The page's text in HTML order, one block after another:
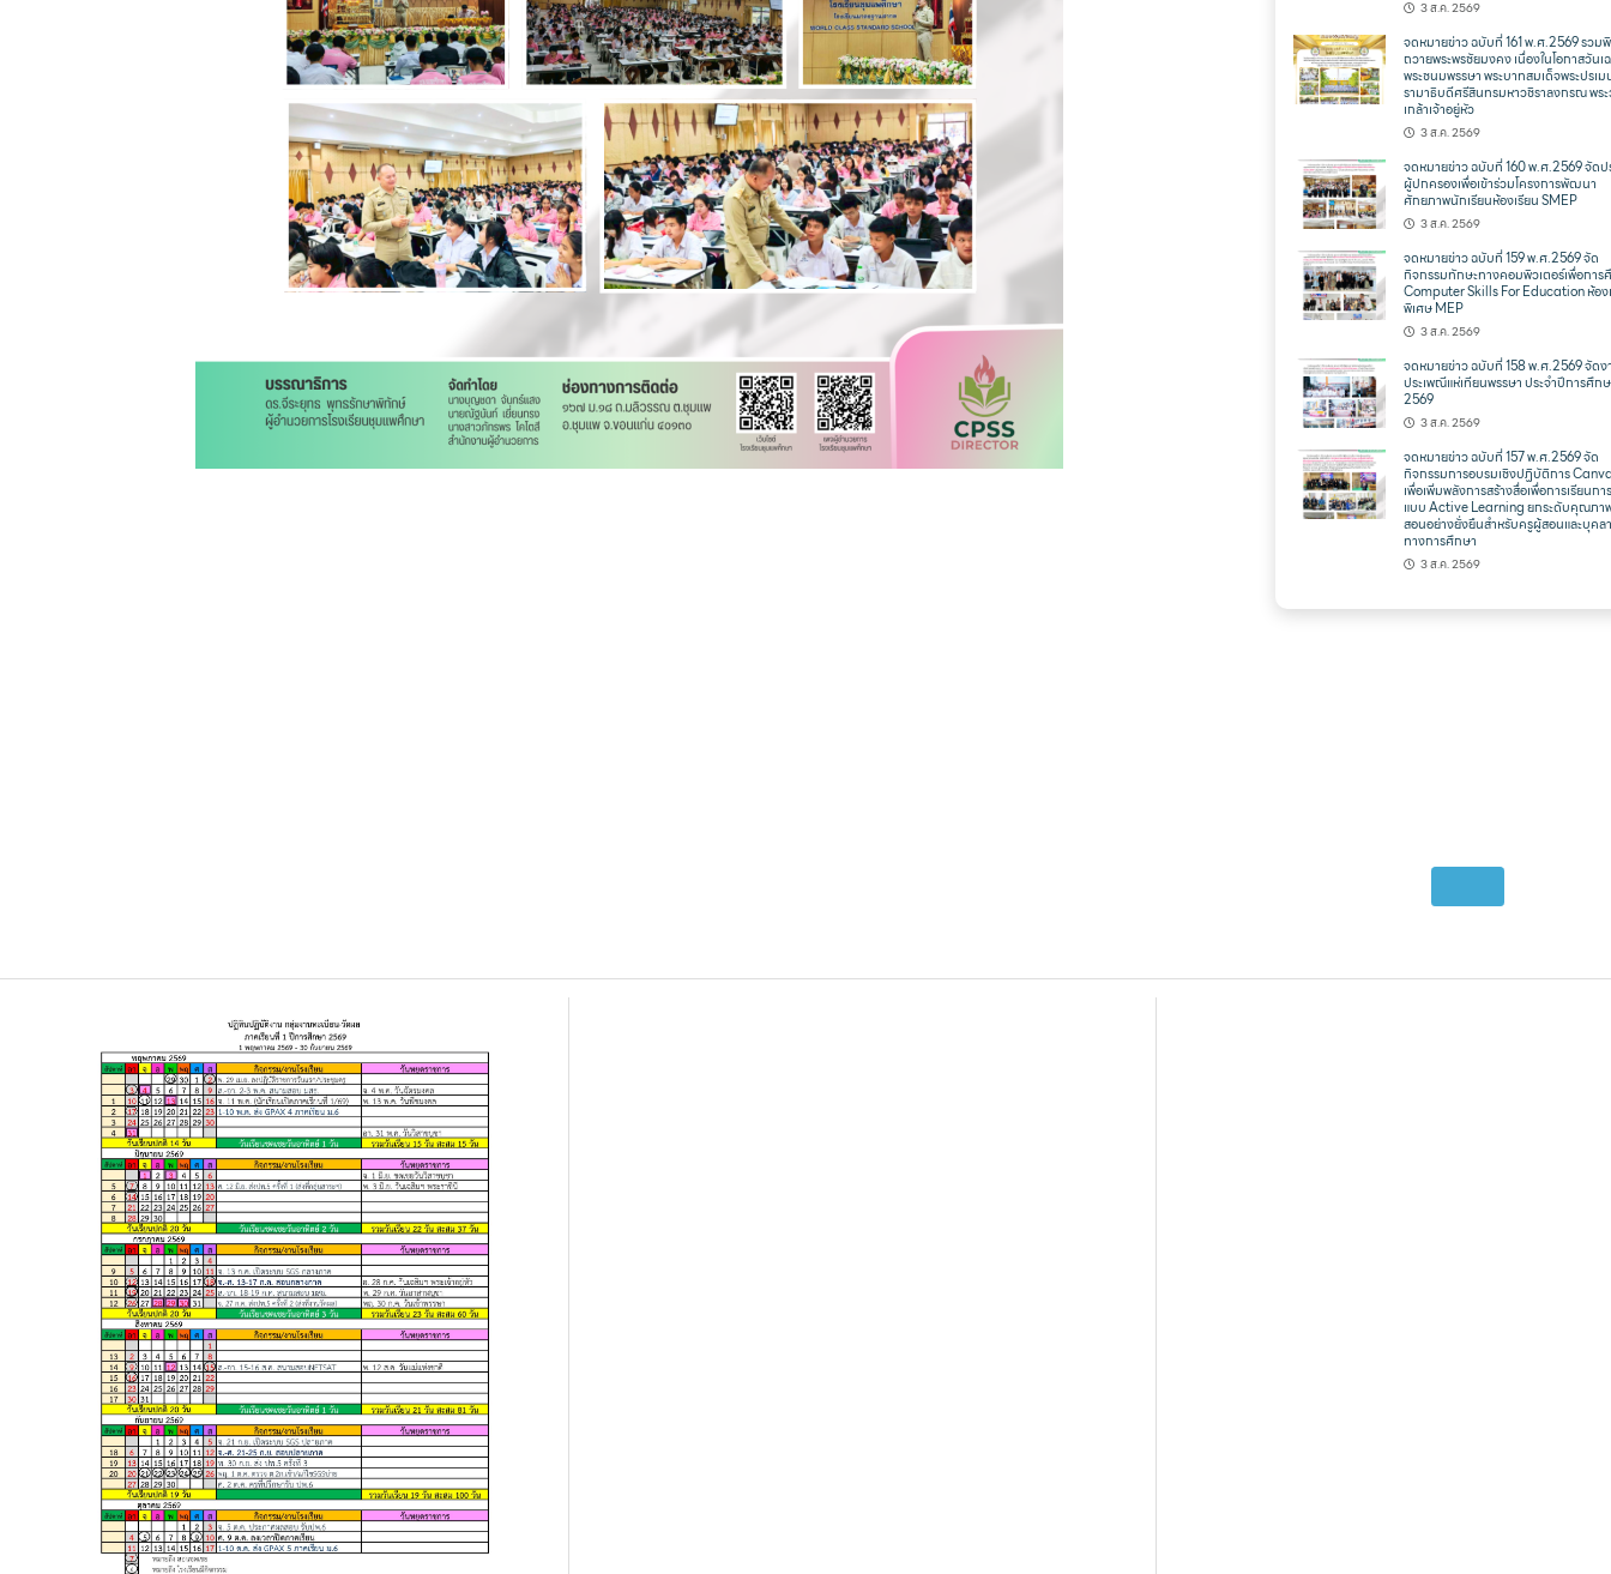
3 ส.ค. 2569
จดหมายข่าว ฉบับที่ 161 พ.ศ.2569 รวม
ถวายพระพรชัยมงคง เนื่องในโอกาสวันเ
พระชนมพรรษา พระบาทสมเด็จพระปรเ
รามาธิบดีศรีสินทรมหาวชิราลงกรณ พร
เกล้าเจ้าอยู่หัว
3 ส.ค. 2569
จดหมายข่าว ฉบับที่ 160 พ.ศ.2569 จัดป
ผู้ปกครองเพื่อเข้าร่วมโครงการพัฒนา
ศักยภาพนักเรียนห้องเรียน SMEP
3 ส.ค. 2569
จดหมายข่าว ฉบับที่ 159 พ.ศ.2569 จัด
กิจกรรมทักษะทางคอมพิวเตอร์เพื่อการ
Computer Skills For Education ห้อง
พิเศษ MEP
3 ส.ค. 2569
จดหมายข่าว ฉบับที่ 158 พ.ศ.2569 จัดง
ประเพณีแห่เทียนพรรษา ประจำปีการศึก
2569
3 ส.ค. 2569
จดหมายข่าว ฉบับที่ 157 พ.ศ.2569 จัด
กิจกรรมการอบรมเชิงปฏิบัติการ
เพื่อเพิ่มพลังการสร้างสื่อเพื่อการเรียนก
แบบ Active Learning ยกระดับคุณภา
สอนอย่างยั่งยืนสำหรับครูผู้สอนและบุคล
ทางการศึกษา
3 ส.ค. 2569